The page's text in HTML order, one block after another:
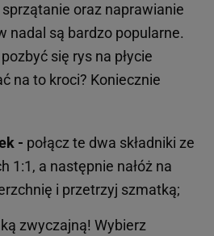
oraz naprawianie
nadal są bardzo popularne.
się rys na płycie
na to kroci? Koniecznie
- połącz te dwa składniki ze
1:1, a następnie nałóż na
i przetrzyj szmatką;
zwyczajną! Wybierz